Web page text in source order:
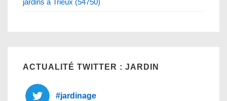
ACTUALITÉ TWITTER : JARDIN
#jardinage